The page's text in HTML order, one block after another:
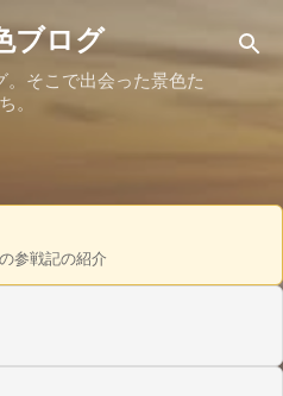
コンテンツに移動
ブログ
。そこで出会った景色た
ち。
参戦記の紹介